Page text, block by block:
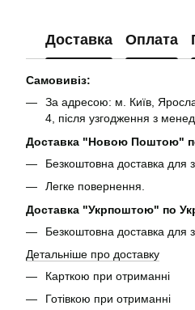
Доставка Оплата
Самовивіз:
За адресою: м. Київ,
4, після узгодження з
Доставка "Новою Поштою" по
Безкоштовна доставка для
Легке повернення.
Доставка "Укрпоштою" по
Безкоштовна доставка для
Детальніше про доставку
Карткою при отриманні
Готівкою при отриманні